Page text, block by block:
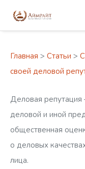
Главная > Статьи >
своей деловой
Деловая
деловой и иной
общественная
о деловых
лица.